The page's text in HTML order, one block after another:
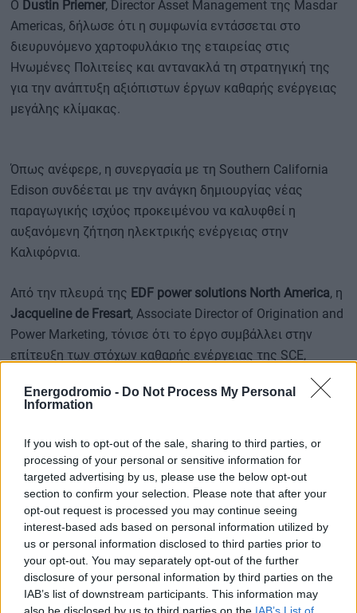
Energodromio - Do Not Process My Personal
Information
If you wish to opt-out of the sale, sharing to third parties, or
processing of your personal or sensitive information for
targeted advertising by us, please use the below opt-out
section to confirm your selection. Please note that after your
opt-out request is processed you may continue seeing
interest-based ads based on personal information utilized by
us or personal information disclosed to third parties prior to
your opt-out. You may separately opt-out of the further
disclosure of your personal information by third parties on the
IAB’s list of downstream participants. This information may
also be disclosed by us to third parties on the IAB’s List of
Ο Dustin Priemer, Director Asset Management της Masdar
Americas, δήλωσε ότι η συμφωνία εντάσσεται στο
διευρυνόμενο χαρτοφυλάκιο της εταιρείας στις
Ηνωμένες Πολιτείες και αντανακλά τη στρατηγική της
για την ανάπτυξη αξιόπιστων έργων καθαρής ενέργειας
μεγάλης κλίμακας.
Όπως ανέφερε, η συνεργασία με τη Southern California
Edison συνδέεται με την ανάγκη δημιουργίας νέας
παραγωγικής ισχύος προκειμένου να καλυφθεί η
αυξανόμενη ζήτηση ηλεκτρικής ενέργειας στην
Καλιφόρνια.
Από την πλευρά της EDF power solutions North America, η
Jacqueline de Fresart, Associate Director of Origination and
Power Marketing, τόνισε ότι το έργο συμβάλλει στην
επίτευξη των στόχων καθαρής ενέργειας της SCE,
παρέχοντας αξιόπιστη και αποδοτική ηλεκτροπαραγωγή
από μια εγκατάσταση που βρίσκεται ήδη σε πλήρη
Σχέδια για χαρτοφυλάκιο 25 GW στις ΗΠΑ
EDF power solutionsσυγκαταλέγεται στους
μεγαλύτερους αναπτυξιακούς φορείς έργων
ανανεώσιμων πηγών ενέργειας στη Βόρεια Αμερική,
διαθέτοντας εμπειρία άνω των35 ετώνκαι έργα
αιολικής ενέργειας, φωτοβολταϊκών και αποθήκευσης